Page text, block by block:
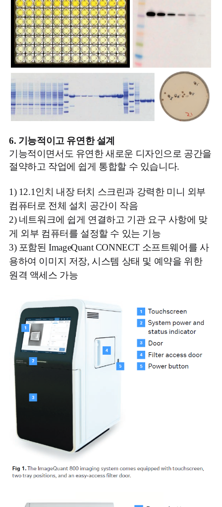
6. 기능적이고 유연한 설계
기능적이면서도 유연한 새로운 디자인으로 공간을
절약하고 작업에 쉽게 통합할 수 있습니다.
1) 12.1인치 내장 터치 스크린과 강력한 미니 외부
컴퓨터로 전체 설치 공간이 작음
2) 네트워크에 쉽게 연결하고 기관 요구 사항에 맞
게 외부 컴퓨터를 설정할 수 있는 기능
3) 포함된 ImageQuant CONNECT 소프트웨어를 사
용하여 이미지 저장, 시스템 상태 및 예약을 위한
원격 액세스 가능